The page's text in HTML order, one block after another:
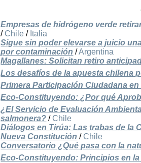
Empresas de hidrógeno verde
/ Chile / Italia
Sigue sin poder elevarse a juicio
por contaminación /Argentina
Magallanes: Solicitan retiro
Los desafíos de la apuesta chilena
Primera Participación Ciudadana
Eco-Constituyendo: ¿Por qué
¿El Servicio de Evaluación
salmonera? / Chile
Diálogos en Tirúa: Las trabas de la
Nueva Constitución / Chile
Conversatorio ¿Qué pasa con la
Eco-Constituyendo: Principios en